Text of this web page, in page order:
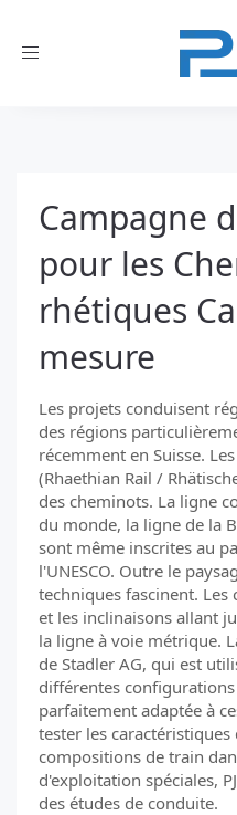
Toggle
Campagne
pour les
rhétiques
mesure
Les projets conduisent
des régions
récemment en Suisse.
(Rhaethian Rail /
des cheminots. La ligne
du monde, la ligne de la
sont même inscrites au
l'UNESCO. Outre le
techniques fascinent.
et les inclinaisons allant
la ligne à voie métrique.
de Stadler AG, qui est
différentes
parfaitement adaptée à
tester les
compositions de train
d'exploitation spéciales,
des études de conduite.